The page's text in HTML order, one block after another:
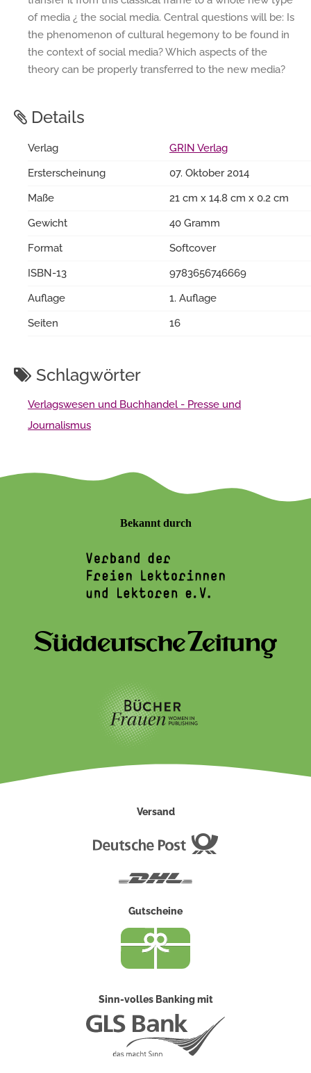
of media ¿ the social media. Central questions will be: Is
the phenomenon of cultural hegemony to be found in
the context of social media? Which aspects of the
theory can be properly transferred to the new media?
Details
Verlag
GRIN Verlag
Ersterscheinung
07. Oktober 2014
Maße
21 cm x 14.8 cm x 0.2 cm
Gewicht
40 Gramm
Format
Softcover
ISBN-13
9783656746669
Auflage
1. Auflage
Seiten
16
Schlagwörter
Verlagswesen und Buchhandel - Presse und
Journalismus
Bekannt durch
Versand
Gutscheine
Sinn-volles Banking mit